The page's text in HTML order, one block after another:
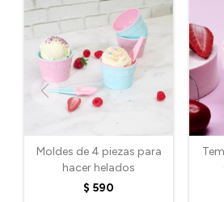
Moldes de 4 piezas para
hacer helados
$ 590